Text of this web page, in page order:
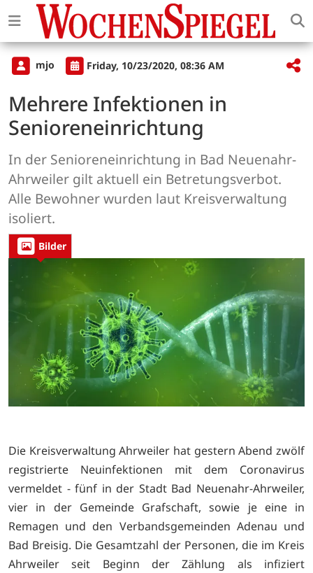
mjo Friday, 10/23/2020, 08:36 AM
Mehrere Infektionen in
Senioreneinrichtung
In der Senioreneinrichtung in Bad Neuenahr-
Ahrweiler gilt aktuell ein Betretungsverbot.
Alle Bewohner wurden laut Kreisverwaltung
isoliert.
Bilder
Die Kreisverwaltung Ahrweiler hat gestern Abend zwölf
registrierte Neuinfektionen mit dem Coronavirus
vermeldet - fünf in der Stadt Bad Neuenahr-Ahrweiler,
vier in der Gemeinde Grafschaft, sowie je eine in
Remagen und den Verbandsgemeinden Adenau und
Bad Breisig. Die Gesamtzahl der Personen, die im Kreis
Ahrweiler seit Beginn der Zählung als infiziert